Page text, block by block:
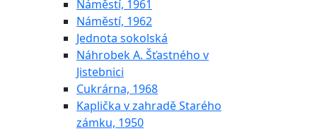
Náměstí, 1961
Náměstí, 1962
Jednota sokolská
Náhrobek A. Šťastného v
Jistebnici
Cukrárna, 1968
Kaplička v zahradě Starého
zámku, 1950